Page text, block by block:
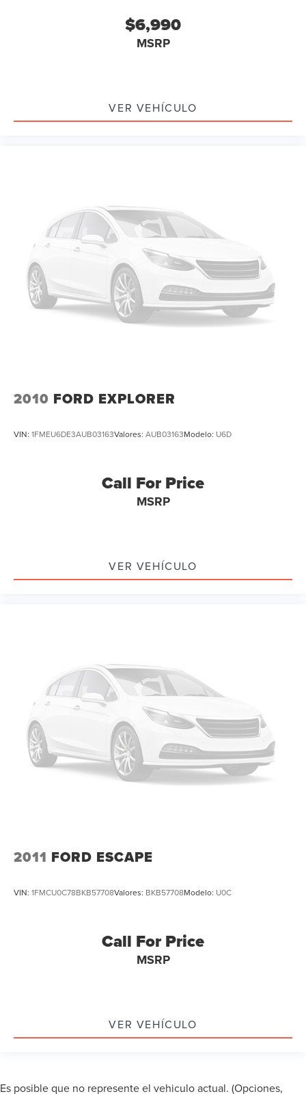
$6,990
MSRP
VER VEHÍCULO
2010 FORD EXPLORER
VIN: 1FMEU6DE3AUB03163Valores: AUB03163Modelo: U6D
Call For Price
MSRP
VER VEHÍCULO
2011 FORD ESCAPE
VIN: 1FMCU0C78BKB57708Valores: BKB57708Modelo: U0C
Call For Price
MSRP
VER VEHÍCULO
Es posible que no represente el vehiculo actual. (Opciones,